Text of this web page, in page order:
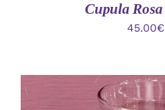
Cupula Rosa
45.00€